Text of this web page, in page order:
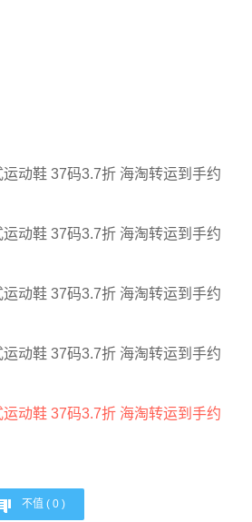
不值 ( 0 )